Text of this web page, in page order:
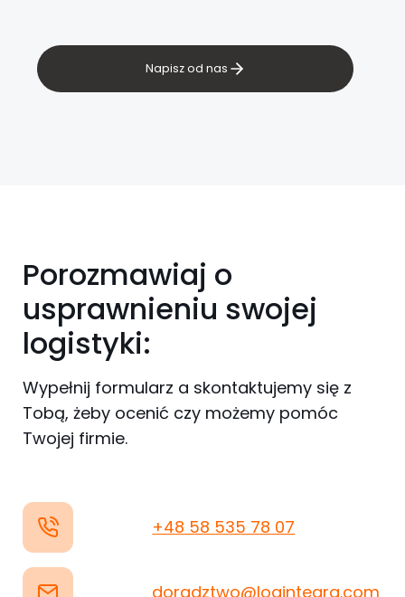
Napisz od nas
Porozmawiaj o
usprawnieniu swojej
logistyki:
Wypełnij formularz a skontaktujemy się z
Tobą, żeby ocenić czy możemy pomóc
Twojej firmie.
+48 58 535 78 07
doradztwo@logintegra.com